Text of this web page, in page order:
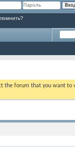
the forum that you want to